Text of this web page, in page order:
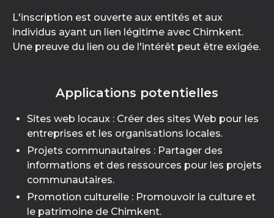
L'inscription est ouverte aux entités et aux
individus ayant un lien légitime avec Chimkent.
Une preuve du lien ou de l'intérêt peut être exigée.
Applications potentielles
Sites web locaux : Créer des sites Web pour les
entreprises et les organisations locales.
Projets communautaires : Partager des
informations et des ressources pour les projets
communautaires.
Promotion culturelle : Promouvoir la culture et
le patrimoine de Chimkent.